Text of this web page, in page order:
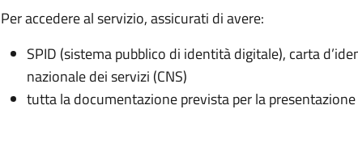
Per accedere al servizio, assicurati di avere:
SPID (sistema pubblico di identità digitale), carta
nazionale dei servizi (CNS)
tutta la documentazione prevista per la